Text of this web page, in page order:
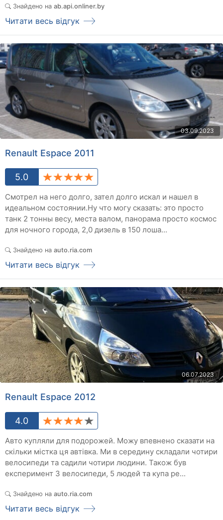
Знайдено на ab.api.onliner.by
Читати весь відгук
03.09.2023
Renault Espace 2011
5.0
Смотрел на него долго, зател долго искал и нашел в
идеальном состоянии.Ну что могу сказать: это просто
танк 2 тонны весу, места валом, панорама просто космос
для ночного города, 2,0 дизель в 150 лоша...
Знайдено на auto.ria.com
Читати весь відгук
06.07.2023
Renault Espace 2012
4.0
Авто купляли для подорожей. Можу впевнено сказати на
скільки містка ця автівка. Ми в середину складали чотири
велосипеди та садили чотири людини. Також був
експеримент 3 велосипеди, 5 людей та купа ре...
Знайдено на auto.ria.com
Читати весь відгук